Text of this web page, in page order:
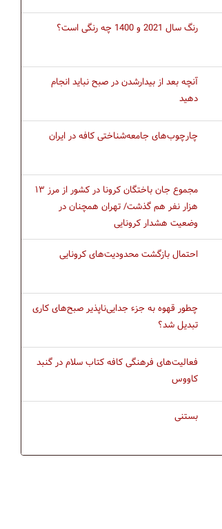
رنگ سال 2021 و 1400 چه رنگی است؟
آنچه بعد از بیدارشدن در صبح نباید انجام
دهید
چارچوب‌های جامعه‌شناختی كافه در ايران
مجموع جان باختگان کرونا در کشور از مرز ۱۳
هزار نفر هم گذشت/ تهران همچنان در
وضعیت هشدار کرونایی
احتمال بازگشت محدودیت‌های کرونایی
چطور قهوه به جزء جدایی‌ناپذیر صبح‌های کاری
تبدیل شد؟
فعالیت‌های فرهنگی کافه کتاب سلام در گنبد
کاووس
بستنی